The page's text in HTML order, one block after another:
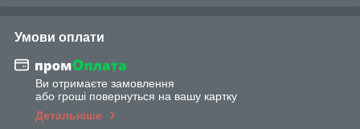
Умови оплати
Ви отримаєте замовлення
або гроші повернуться на вашу картку
Детальніше